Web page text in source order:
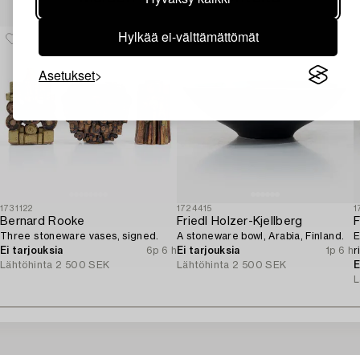
Hylkää ei-välttämättömät
Asetukset
1731122
Bernard Rooke
Three stoneware vases, signed.
Ei tarjouksia
6p 6 h
Lähtöhinta 2 500 SEK
1724415
Friedl Holzer-Kjellberg
A stoneware bowl, Arabia, Finland.
Ei tarjouksia
1p 6 h
Lähtöhinta 2 500 SEK